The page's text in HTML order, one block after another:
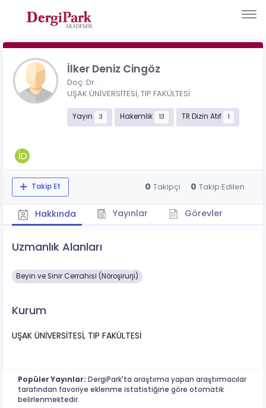
İlker Deniz Cingöz
Doç. Dr.
UŞAK ÜNİVERSİTESİ, TIP FAKÜLTESİ
Yayın 3 Hakemlik 13 TR Dizin Atıf 1
Takip Et 0 Takipçi 0 Takip Edilen
Hakkında Yayınlar Görevler
Uzmanlık Alanları
Beyin ve Sinir Cerrahisi (Nöroşirurji)
Kurum
UŞAK ÜNİVERSİTESİ, TIP FAKÜLTESİ
Popüler Yayınlar: DergiPark'ta araştırma yapan araştırmacılar
tarafından favoriye eklenme istatistiğine göre otomatik
belirlenmektedir.